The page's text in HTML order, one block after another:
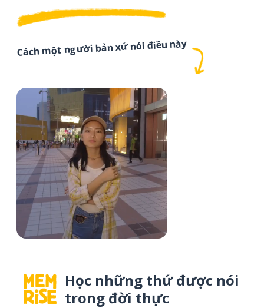
Cách một người bản xứ nói điều này
Học những thứ được nói
trong đời thực